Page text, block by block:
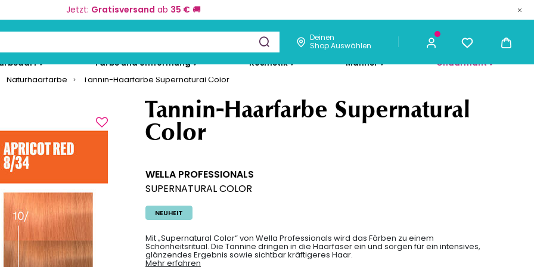
Jetzt: Gratisversand ab 35 € 🚚
Deinen
Shop Auswählen
Farbe und Umformung Kosmetik Männer Chaarmant
Naturhaarfarbe Tannin-Haarfarbe Supernatural Color
Tannin-Haarfarbe Supernatural
Color
WELLA PROFESSIONALS
SUPERNATURAL COLOR
NEUHEIT
Mit „Supernatural Color“ von Wella Professionals wird das Färben zu einem
Schönheitsritual. Die Tannine dringen in die Haarfaser ein und sorgen für ein intensives,
glänzendes Ergebnis sowie sichtbar kräftigeres Haar.
Mehr erfahren